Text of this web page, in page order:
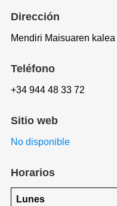
Dirección
Mendiri Maisuaren kalea
Teléfono
+34 944 48 33 72
Sitio web
No disponible
Horarios
Lunes